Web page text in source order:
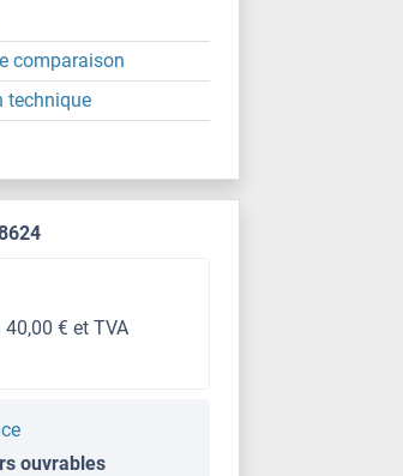
comparaison
technique
€ et TVA
ouvrables